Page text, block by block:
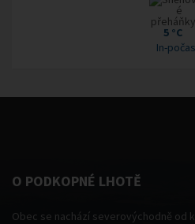
5 °C
In-
O PODKOPNÉ LHOTĚ
Obec se nachází severovýchodně od